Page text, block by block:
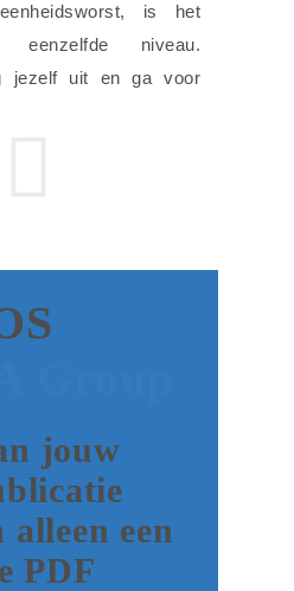
is het
eenzelfde niveau.
jezelf uit en ga voor
jouw
alleen een
PDF